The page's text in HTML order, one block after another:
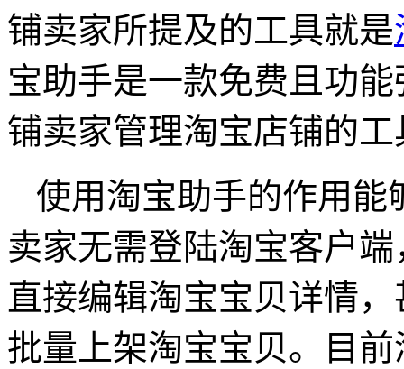
铺卖家所提及的工具就是
宝助手是一款免费且功
铺卖家管理淘宝店铺的
使用淘宝助手的作用能
卖家无需登陆淘宝客户
直接编辑淘宝宝贝详情
批量上架淘宝宝贝。目